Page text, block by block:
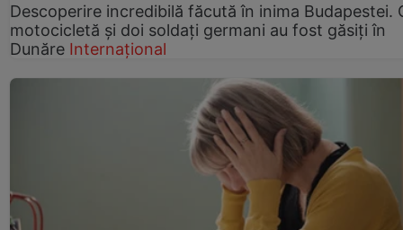
Descoperire incredibilă făcută în inima Budapestei.
motocicletă și doi soldați germani au fost găsiți în
Dunăre Internațional